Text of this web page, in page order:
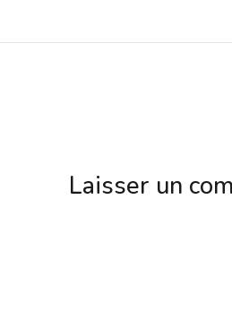
Laisser un